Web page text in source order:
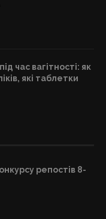
час вагітності: як
які таблетки
репостів 8-